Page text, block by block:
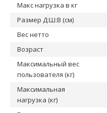
Макс нагрузка в кг
Размер Д:Ш:В (см)
Вес нетто
Возраст
Максимальный вес
пользователя (кг)
Максимальная
нагрузка (кг)